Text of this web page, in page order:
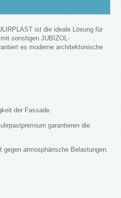
ist die ideale Lösung für
sonstigen JUBIZOL-
es moderne architektonische
der Fassade.
garantieren die
gegen atmosphärische Belastungen.